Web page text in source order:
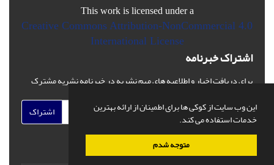
این وب سایت از کوکی ها برای اطمینان از ارائه بهترین
خدمات استفاده می کند.
متوجه شدم
This work is licensed under a
Creative Commons Attribution-NonCommercial 4.0
International License
اشتراک خبرنامه
برای دریافت اخبار و اطلاعیه های مهم نشریه در خبرنامه نشریه مشترک
اشتراک